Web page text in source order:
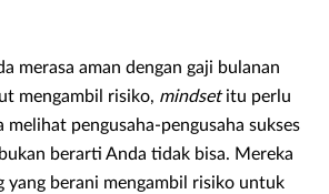
merasa aman dengan gaji bulanan
mengambil risiko, mindsetitu perlu
melihat pengusaha-pengusaha sukses
berarti Anda tidak bisa. Mereka
yang berani mengambil risiko untuk